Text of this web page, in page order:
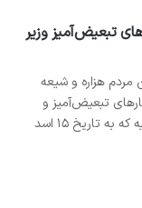
تبعیض‌آمیز وزیر
مردم هزاره و شیعه
تبعیض‌آمیز و
توهین‌آمیز وزیر عدلیه» اعتراض کردند. در این بیانیه که به تاریخ ۱۵ اسد